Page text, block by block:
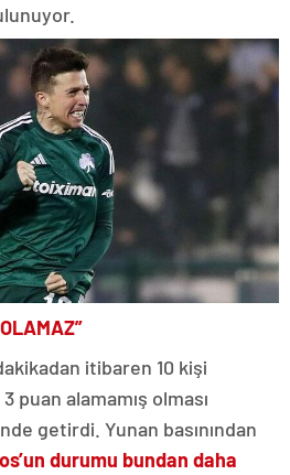
itibaren 10 kişi
puan alamamış olması
getirdi. Yunan basınından
durumu bundan daha